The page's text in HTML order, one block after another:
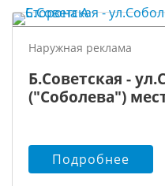
Наружная реклама
Б.Советская -
("Соболева")
Подробнее